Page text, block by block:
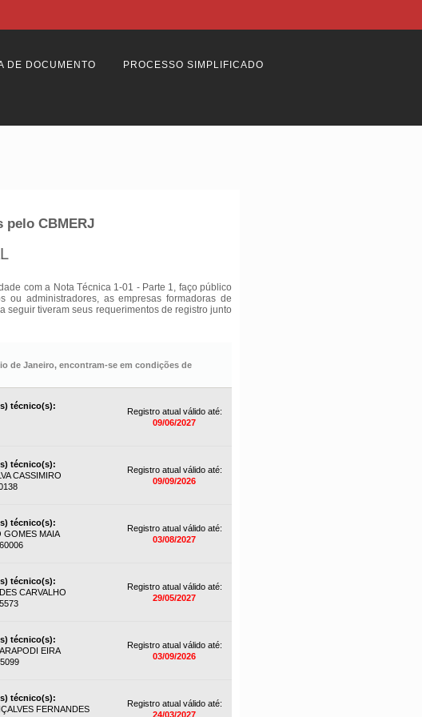
DE DOCUMENTO PROCESSO SIMPLIFICADO
pelo CBMERJ
com a Nota Técnica 1-01 - Parte 1, faço público
ou administradores, as empresas formadoras de
seguir tiveram seus requerimentos de registro junto
de Janeiro, encontram-se em condições de
técnico(s):
Registro atual válido até:
09/06/2027
técnico(s):
CASSIMIRO
Registro atual válido até:
09/09/2026
técnico(s):
GOMES MAIA
Registro atual válido até:
03/08/2027
técnico(s):
CARVALHO
Registro atual válido até:
29/05/2027
técnico(s):
EIRA
Registro atual válido até:
03/09/2026
técnico(s):
FERNANDES
Registro atual válido até:
24/03/2027